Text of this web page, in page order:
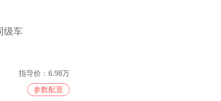
级车
指导价： 6.98万
参数配置